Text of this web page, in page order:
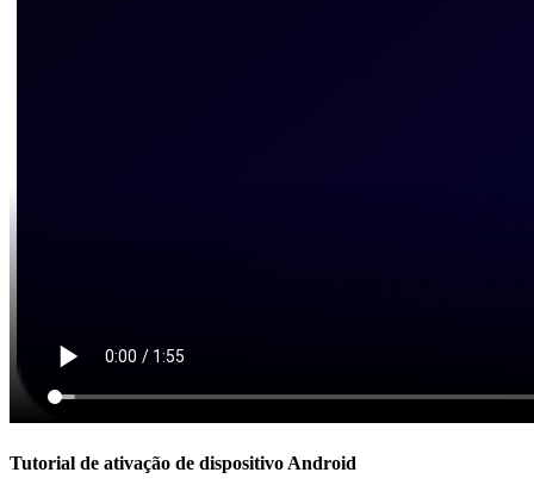
Tutorial de ativação de dispositivo Android